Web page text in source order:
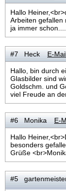
Hallo
Arbeiten gefallen
ja immer
#7 Heck E-
Hallo, bin durch
Glasbilder sind
Goldschm. und
viel Freude an
#6 Monika E-
Hallo
besonders
Grüße
#5